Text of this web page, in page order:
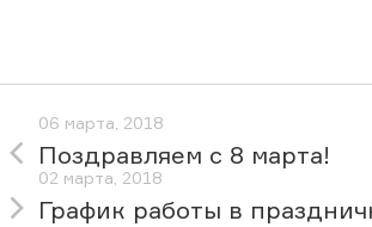
06 марта, 2018
Поздравляем с 8 марта!
02 марта, 2018
График работы в